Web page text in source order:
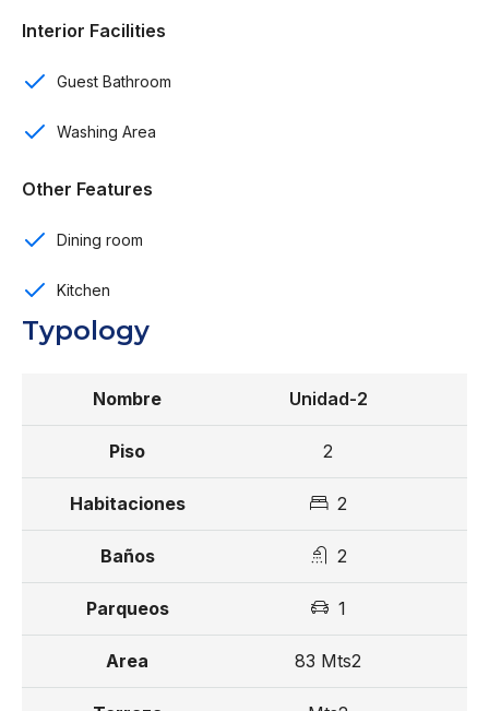
70% contra entrega
Entrega para enero del 2027
Interior Facilities
Guest Bathroom
Washing Area
Other Features
Dining room
Kitchen
Typology
Unidad-2
2
2
2
1
83 Mts2